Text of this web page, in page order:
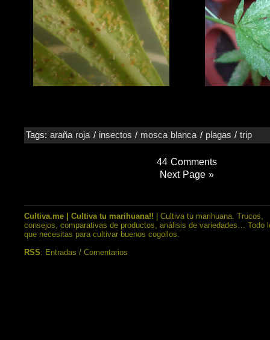
Tags:araña roja / insectos / mosca blanca / plagas /trip
44 Comments
Next Page »
Cultiva.me | Cultiva tu marihuana!! | Cultiva tu marihuana. Trucos,
consejos, comparativas de productos, análisis de variedades… Todo
que necesitas para cultivar buenos cogollos.
RSS: Entradas / Comentarios